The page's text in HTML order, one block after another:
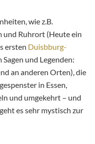
wie z.B.
und Ruhrort (Heute ein
ersten Duisbburg-
und Legenden:
an anderen Orten), die
in Essen,
und umgekehrt – und
es sehr mystisch zur